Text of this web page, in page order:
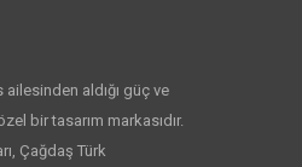
aldığı güç ve
bir tasarım markasıdır.
Çağdaş Türk